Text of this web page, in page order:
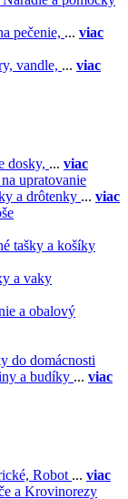
pečenie, ... viac
vandle, ... viac
dosky, ... viac
upratovanie
a drôtenky ... viac
tašky a košíky
a vaky
a obalový
do domácnosti
a budíky ... viac
Robot ... viac
a Krovinorezy